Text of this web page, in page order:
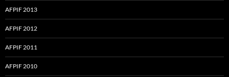
AFPIF 2013
AFPIF 2012
AFPIF 2011
AFPIF 2010